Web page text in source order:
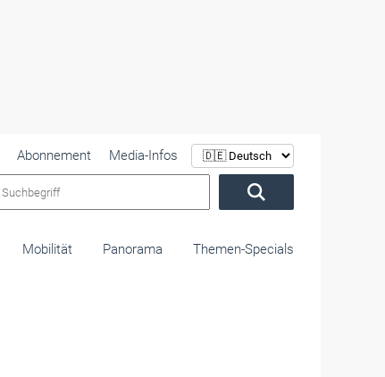
Abonnement
Media-Infos
Mobilität Panorama Themen-Specials